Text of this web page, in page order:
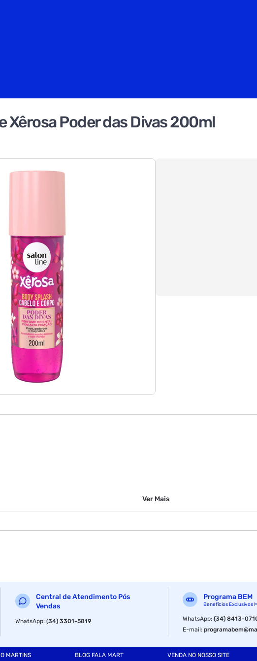
Xêrosa Poder das Divas 200ml
de Cerejeira
Ver Mais
Central de Atendimento Pós
Vendas
WhatsApp:(34) 3301-5819
Programa BEM
Benefícios Exclusivos
WhatsApp:(34) 8413-
E-mail:
MARTINS BLOG FALA MART VENDA NO NOSSO SITE